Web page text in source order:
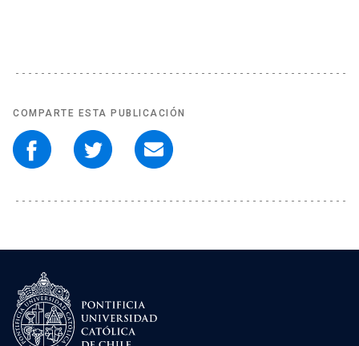
COMPARTE ESTA PUBLICACIÓN